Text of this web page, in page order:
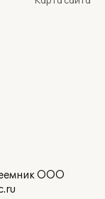
ООО